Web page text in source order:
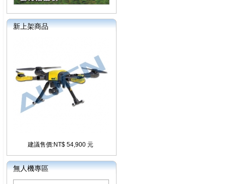
新上架商品
建議售價:NT$ 54,900 元
無人機專區